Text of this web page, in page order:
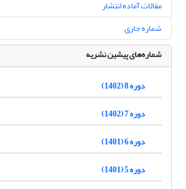
مقالات آماده انتشار
شماره جاری
شماره‌های پیشین نشریه
دوره 8 (1402)
دوره 7 (1402)
دوره 6 (1401)
دوره 5 (1401)